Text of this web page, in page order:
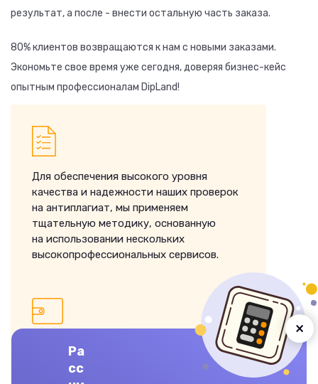
результат, а после - внести остальную часть заказа.
80% клиентов возвращаются к нам с новыми заказами.
Экономьте свое время уже сегодня, доверяя бизнес-кейс
опытным профессионалам DipLand!
Для обеспечения высокого уровня
качества и надежности наших проверок
на антиплагиат, мы применяем
тщательную методику, основанную
на использовании нескольких
высокопрофессиональных сервисов.
Широкий выбор удобных вариантов
оплаты, которые сделают ваше
сотрудничество с нами максимально
Ра
сс
×